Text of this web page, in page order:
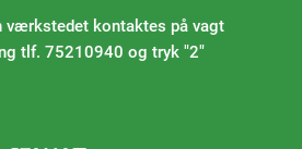
værkstedet kontaktes på vagt
75210940 og tryk "2"